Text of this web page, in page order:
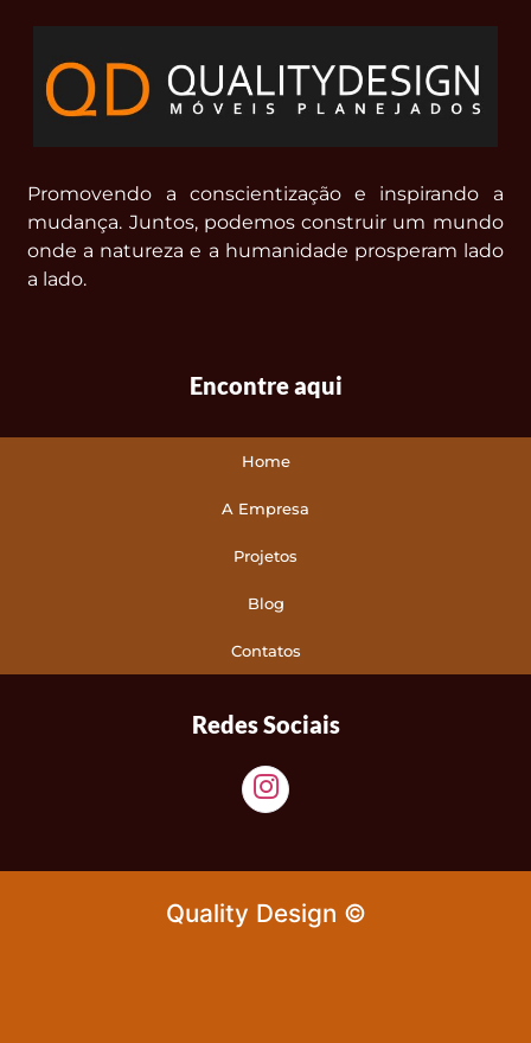
Promovendo a conscientização e inspirando a
mudança. Juntos, podemos construir um mundo
onde a natureza e a humanidade prosperam lado
a lado.
Encontre aqui
Home
A Empresa
Projetos
Blog
Contatos
Redes Sociais
Quality Design ©